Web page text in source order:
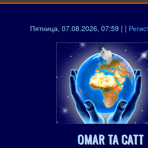
Пятница, 07.08.2026, 07:59 | |
OMAR TA CATT